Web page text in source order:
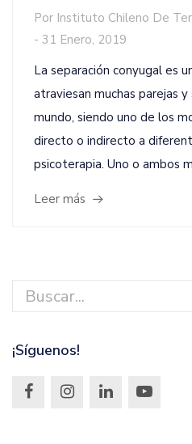
Por Instituto Chileno De
- 31 Enero, 2019
La separación conyugal es
atraviesan muchas parejas
mundo, siendo uno de los
directo o indirecto a
psicoterapia. Uno o ambos
Leer más
¡Síguenos!